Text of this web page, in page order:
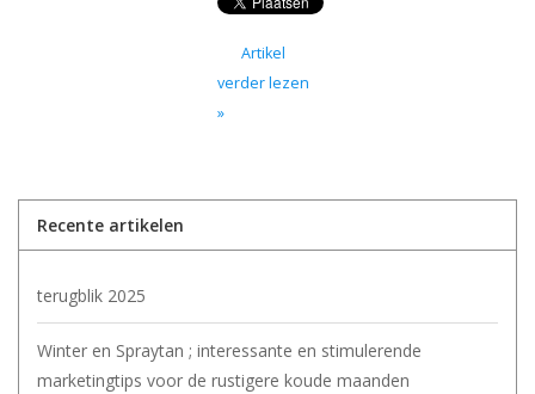
Artikel
verder lezen
»
Recente artikelen
terugblik 2025
Winter en Spraytan ; interessante en stimulerende
marketingtips voor de rustigere koude maanden